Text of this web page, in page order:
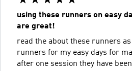
using these runners on easy
are great!
read the about these runners
runners for my easy days for
after one session they have